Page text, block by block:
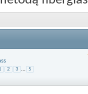
2 3 ... 5